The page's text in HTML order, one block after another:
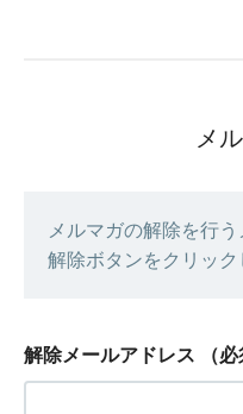
メ
メルマガの解除を行
解除ボタンをクリック
解除メールアドレス （必